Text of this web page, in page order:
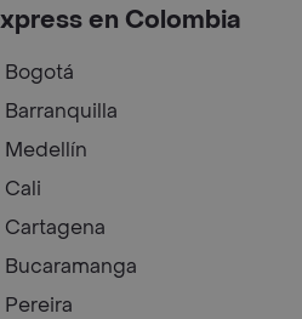
en Colombia
Bogotá
Barranquilla
Medellín
Cali
Cartagena
Bucaramanga
Pereira